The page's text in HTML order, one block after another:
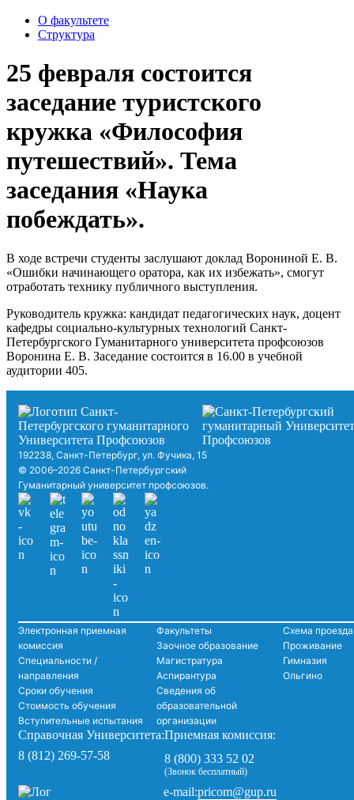
О факультете
Структура
25 февраля состоится
заседание туристского
кружка «Философия
путешествий». Тема
заседания «Наука
побеждать».
В ходе встречи студенты заслушают доклад Ворониной Е. В.
«Ошибки начинающего оратора, как их избежать», смогут
отработать технику публичного выступления.
Руководитель кружка: кандидат педагогических наук, доцент
кафедры социально-культурных технологий Санкт-
Петербургского Гуманитарного университета профсоюзов
Воронина Е. В. Заседание состоится в 16.00 в учебной
аудитории 405.
192238, Санкт-Петербург, ул. Фучика, 15
© 2006–2026 Санкт-Петербургский
Гуманитарный университет профсоюзов.
Электронная приемная
комиссия
Специальности /
направления
Сроки обучения
Стоимость обучения
Вступительные испытания
Факультеты
Заочное образование
Магистратура
Аспирантура
Сведения об
образовательной
организации
Схема проезда
Проживание
Гимназия
Ольгино
Справочная Университета:
8 (812) 269-57-58
Приемная комиссия:
8 (800) 333 52 02
(Звонок бесплатный)
e-mail:pricom@gup.ru